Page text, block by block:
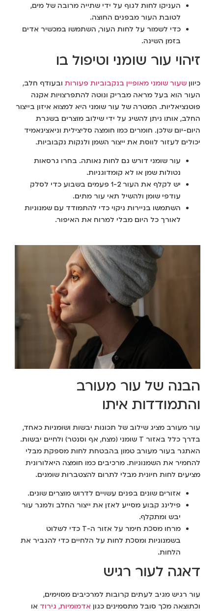
העניקו לחות לגוף על ידי שתייה מרובה של מים,
לטובת העור מבפנים החוצה.
כדי לשמור על לחות העור, השתמשו במכשיר אדים
בזמן השינה.
זיהוי עור שומני וטיפול בו
כיווןשעור שומני מאופיין בנקבוביות פעורותובעודף חלב,
העור הוא בעל מראה מבריק ונוטה להתפרצויות אקנה
פוטנציאליות. המטרה של עור שומני היא למצוא איזון בייצור
החלב, אותו ניתן להשיג על ידי שילוב מוצרים בשגרת
היום-יום שלכן. חומרים כמו חומצה סליצילית וניאצינאמיד
יכולים לעזור לווסת את ייצור השמן ולנקות נקבוביות.
עור שומני דורש גם לחות נאותה. בחרו גרסאות
נטולות שמן או לא קומדוגניות.
יש לקלף את העור 1-2 פעמים בשבוע כדי לסלק
עודפי שומן ולהשיל תאי עור מתים.
השתמשו בניירות ניקוי כדי להתמודד עם שמנוניות
לאורך כל היום מבלי למרוח את האיפור.
הבנה של עור מעורב
והתמודדות איתו
עור מעורב מציג שילוב של תכונות יבשות ושומניות כאחד,
בדרך כלל באזור T שומני (מצח, אף וסנטר) ולחיים יבשות.
האתגר בעור מעורב טמון בהבטחת לחות מספקת מבלי
להחמיר את השמנוניות. מרכיבים כמו חומצה היאלורונית
מציעים לחות חיונית מבלי לתרום להצטברות שומנים.
אזורים שונים בפנים עשויים לדרוש מוצרים שונים.
פילינג קבוע מסייע לאזן את ייצור החלב ולמגר עור
יבש ומתקלף.
מרחו מסכת חימר על אזור ה-T כדי לשלוט
בשמנוניות ומסכת לחות על הלחיים כדי להגביר את
הלחות.
דאגה לעור רגיש
עור רגיש מגיב לעתים קרובות למרכיבים מסוימים,
וכתוצאה מכך סובל מתסמינים כגוןאדמומיות, גירודאו